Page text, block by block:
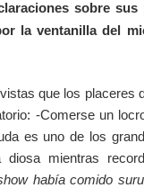
sobre
la ventanilla del
que los placeres
-Comerse un
es uno de los
mientras
había comido